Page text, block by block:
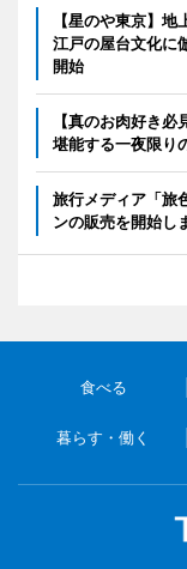
【星のや東京】
江戸の屋台文化に
開始
【真のお肉好き
堪能する一夜限り
旅行メディア「旅
ンの販売を開始し
食べる
暮らす・働く